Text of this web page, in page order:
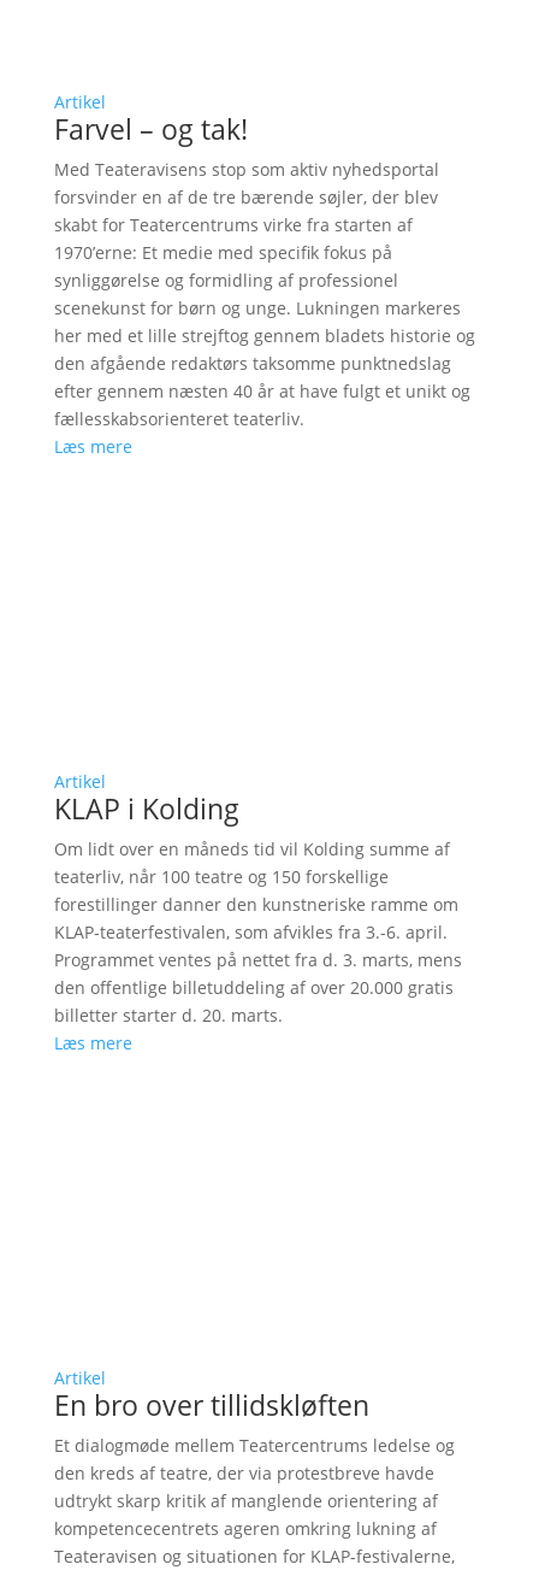
Artikel
Farvel – og tak!
Med Teateravisens stop som aktiv nyhedsportal
forsvinder en af de tre bærende søjler, der blev
skabt for Teatercentrums virke fra starten af
1970’erne: Et medie med specifik fokus på
synliggørelse og formidling af professionel
scenekunst for børn og unge. Lukningen markeres
her med et lille strejftog gennem bladets historie og
den afgående redaktørs taksomme punktnedslag
efter gennem næsten 40 år at have fulgt et unikt og
fællesskabsorienteret teaterliv.
Læs mere
Artikel
KLAP i Kolding
Om lidt over en måneds tid vil Kolding summe af
teaterliv, når 100 teatre og 150 forskellige
forestillinger danner den kunstneriske ramme om
KLAP-teaterfestivalen, som afvikles fra 3.-6. april.
Programmet ventes på nettet fra d. 3. marts, mens
den offentlige billetuddeling af over 20.000 gratis
billetter starter d. 20. marts.
Læs mere
Artikel
En bro over tillidskløften
Et dialogmøde mellem Teatercentrums ledelse og
den kreds af teatre, der via protestbreve havde
udtrykt skarp kritik af manglende orientering af
kompetencecentrets ageren omkring lukning af
Teateravisen og situationen for KLAP-festivalerne,